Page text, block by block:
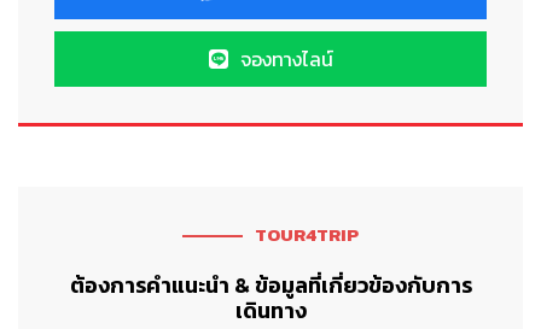
จองทางไลน์
TOUR4TRIP
ต้องการคำแนะนำ & ข้อมูลที่เกี่ยวข้องกับการ
เดินทาง